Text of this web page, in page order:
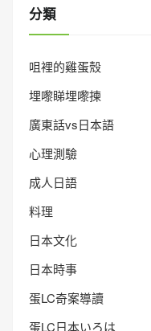
分類
咀裡的雞蛋殼
埋嚟睇埋嚟揀
廣東話vs日本語
心理測驗
成人日語
料理
日本文化
日本時事
蛋LC奇案導讀
蛋LC日本いろは